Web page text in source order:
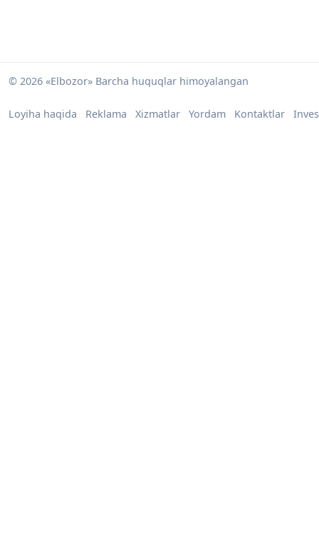
© 2026 «Elbozor» Barcha huquqlar himoyalangan
Loyiha haqida Reklama Xizmatlar Yordam Kontaktlar